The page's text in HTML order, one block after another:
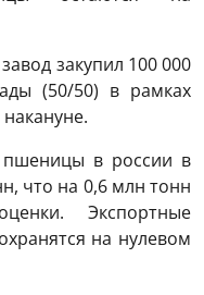
закупил 100 000
(50/50) в рамках
в россии в
что на 0,6 млн тонн
Экспортные
на нулевом